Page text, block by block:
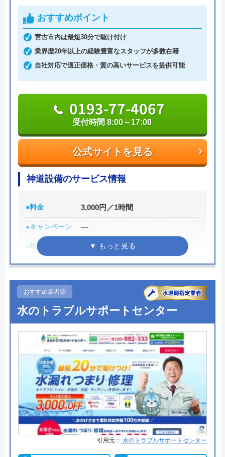
料金体系については、基本料金5,000円～になります
が、現地見積もり・出張費・追加請求は0円になり
ます。
明朗会計ですので、万が一追加の作業が必要となっ
水PROは迅速な対応に加えて安心できる料金案内を
してくれます。
公式サイトを見る
0120-688-744
受付時間 24時間365日受付中！
水PROの基本情報
運営会社 株式会社スイドウサービス
代表者 山下道男
創業・設立
所在地
〒115-0045
東京都北区赤羽1-52-1
対応エリア 全国
水PROのクチコミ on
2.4（12件のクチコミ）
※クチコミの内容について
おすすめポイント
宮古市内は最短30分で駆け付け
業界歴20年以上の経験豊富なスタッフが多数在籍
自社対応で適正価格・質の高いサービスを提供可能
公式サイトを見る
0193-77-4067
受付時間 8:00～17:00
神道設備のサービス情報
●料金 3,000円／1時間
●キャンペーン ―
●駆けつけ時間 最短30分
●受付時間 8:00～17:00
●定休日
●出張見積もり 見積無料
●支払い方法 ―
●累計実績 ―
●保証・保険 ―
詳細は公式HPでご確認ください
神道設備がおすすめの理由
神道設備は宮古市内を中心に、岩手県内の水回りト
おすすめ業者⑤
水のトラブルサポートセンター
引用元： 水のトラブルサポートセンター